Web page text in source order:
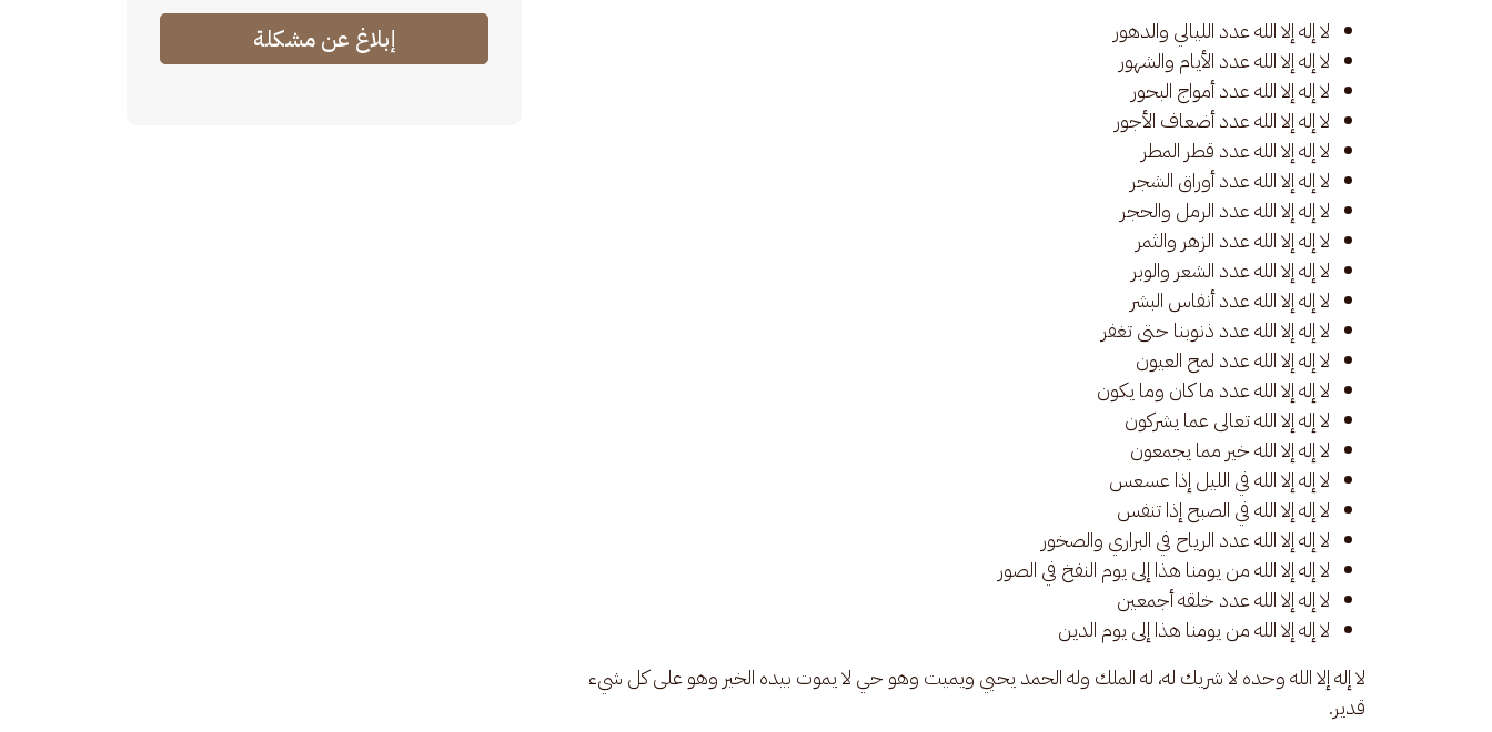
لا إله إلا الله عدد الليالي والدهور
لا إله إلا الله عدد الأيام والشهور
لا إله إلا الله عدد أمواج البحور
لا إله إلا الله عدد أضعاف الأجور
لا إله إلا الله عدد قطر المطر
لا إله إلا الله عدد أوراق الشجر
لا إله إلا الله عدد الرمل والحجر
لا إله إلا الله عدد الزهر والثمر
لا إله إلا الله عدد الشعر والوبر
لا إله إلا الله عدد أنفاس البشر
لا إله إلا الله عدد ذنوبنا حتى تغفر
لا إله إلا الله عدد لمح العيون
لا إله إلا الله عدد ما كان وما يكون
لا إله إلا الله تعالى عما يشركون
لا إله إلا الله خير مما يجمعون
لا إله إلا الله في الليل إذا عسعس
لا إله إلا الله في الصبح إذا تنفس
لا إله إلا الله عدد الرياح في البراري والصخور
لا إله إلا الله من يومنا هذا إلى يوم النفخ في الصور
لا إله إلا الله عدد خلقه أجمعين
لا إله إلا الله من يومنا هذا إلى يوم الدين
لا إله إلا الله وحده لا شريك له، له الملك وله الحمد يحيي ويميت وهو حي لا يموت بيده الخير وهو على كل شيء
قدير.
إبلاغ عن مشكلة